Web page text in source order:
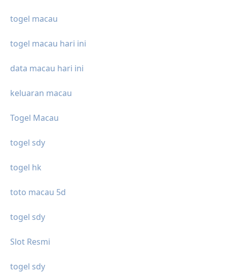
togel macau
togel macau hari ini
data macau hari ini
keluaran macau
Togel Macau
togel sdy
togel hk
toto macau 5d
togel sdy
Slot Resmi
togel sdy